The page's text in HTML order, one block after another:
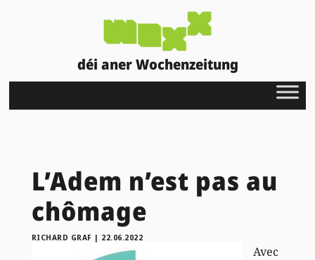
déi aner Wochenzeitung
L’Adem n’est pas au
chômage
RICHARD GRAF | 22.06.2022
Avec